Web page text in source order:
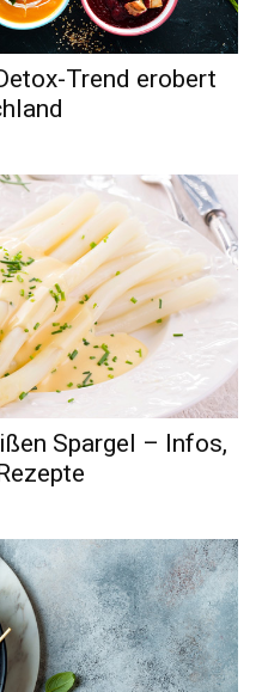
Trend erobert
Spargel – Infos,